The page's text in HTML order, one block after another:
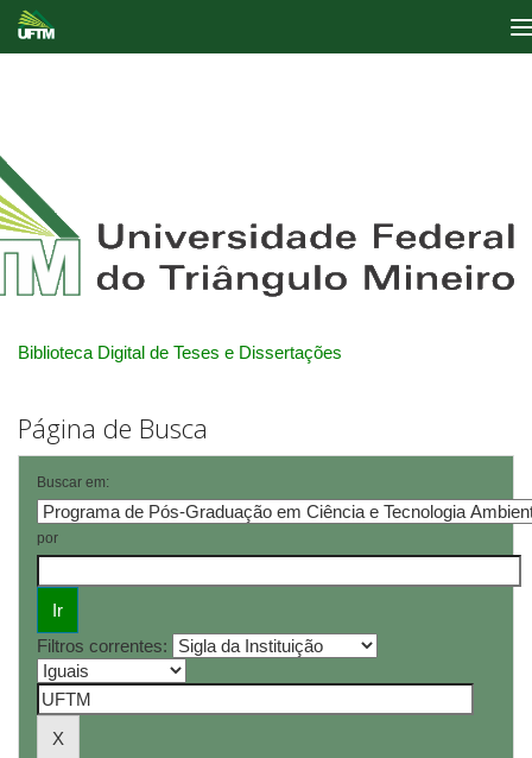
Biblioteca Digital de Teses e Dissertações
Página de Busca
Buscar em:
por
Filtros correntes: